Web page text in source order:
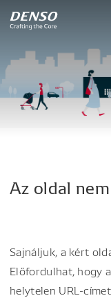
Az oldal nem
Sajnáljuk, a kért
Előfordulhat, hogy
helytelen URL-